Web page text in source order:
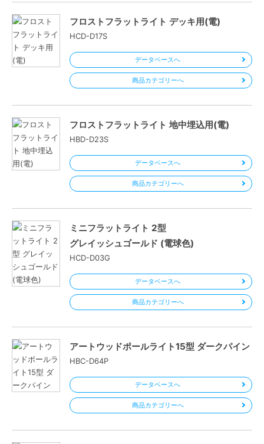
フロストフラットライト デッキ用(電)
HCD-D17S
データベースへ
商品カテゴリーへ
フロストフラットライト 地中埋込用(電)
HBD-D23S
データベースへ
商品カテゴリーへ
ミニフラットライト 2型
グレイッシュゴールド (電球色)
HCD-D03G
データベースへ
商品カテゴリーへ
アートウッドポールライト15型 ダークパイン
HBC-D64P
データベースへ
商品カテゴリーへ